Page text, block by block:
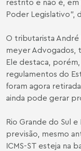
restrito e não é, em
Poder Legislativo",
O tributarista André
meyer Advogados,
Ele destaca,
regulamentos do
foram agora
ainda pode gerar
Rio Grande do Sul
previsão, mesmo
ICMS-ST esteja na